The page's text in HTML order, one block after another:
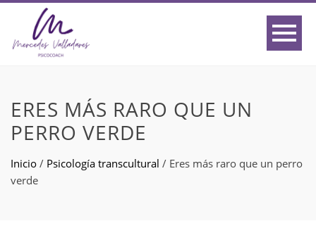
ERES MÁS RARO QUE UN
PERRO VERDE
Inicio / Psicología transcultural / Eres más raro que un perro
verde